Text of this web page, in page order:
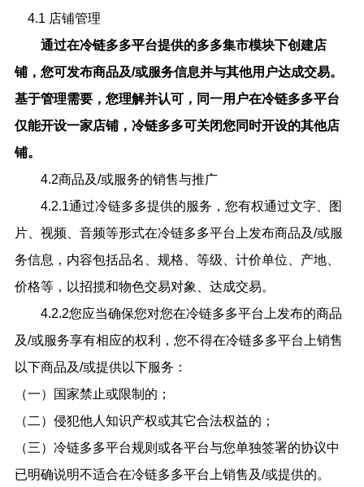
4.1 店铺管理
通过在冷链多多平台提供的多多集市模块下创建店
铺，您可发布商品及/或服务信息并与其他用户达成交易。
基于管理需要，您理解并认可，同一用户在冷链多多平台
仅能开设一家店铺， 冷链多多可关闭您同时开设的其他店
铺。
4.2商品及/或服务的销售与推广
4.2.1通过冷链多多提供的服务，您有权通过文字、图
片、视频、音频等形式在冷链多多平台上发布商品及/或服
务信息 ，内容包括品名、规格、等级、计价单位、产地、
价格等，以招揽和物色交易对象、达成交易。
4.2.2您应当确保您对您在冷链多多平台上发布的商品
及/或服务享有相应的权利，您不得在冷链多多平台上销售
以下商品及/或提供以下服务：
（一）国家禁止或限制的；
（二）侵犯他人知识产权或其它合法权益的；
（三）冷链多多平台规则或各平台与您单独签署的协议中
已明确说明不适合在冷链多多平台上销售及/或提供的。